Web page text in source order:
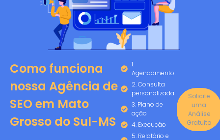
Como funciona
nossa Agência de
SEO em Mato
Grosso do Sul-MS
1.
Agendamento
2. Consulta
personalizada
3. Plano de
ação
4. Execução
5. Relatório e
Solicite
uma
Análise
Gratuita